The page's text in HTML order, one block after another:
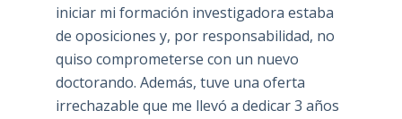
iniciar mi formación investigadora estaba
de oposiciones y, por responsabilidad, no
quiso comprometerse con un nuevo
doctorando. Además, tuve una oferta
irrechazable que me llevó a dedicar 3 años